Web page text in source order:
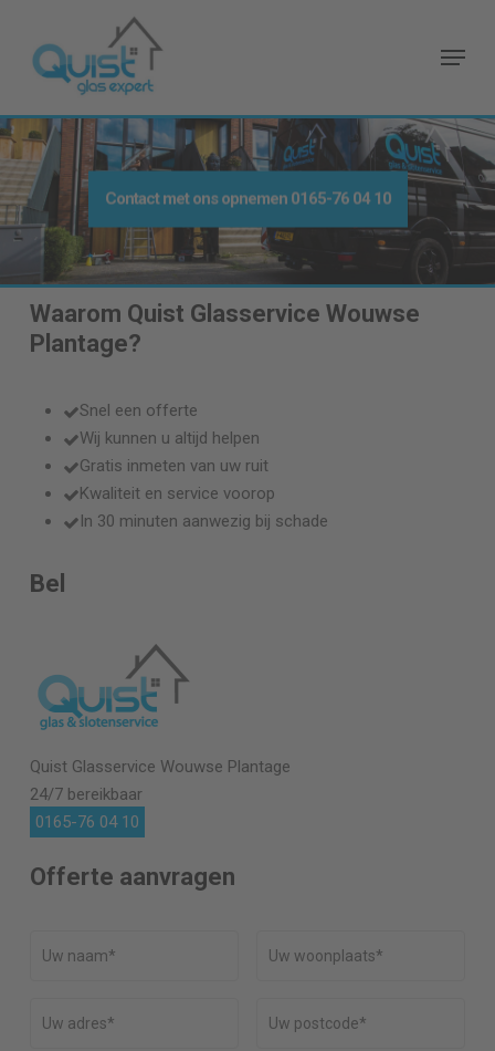
main
Menu
Contact met ons opnemen 0165-76 04 10
Waarom Quist Glasservice Wouwse
Plantage?
Snel een offerte
Wij kunnen u altijd helpen
Gratis inmeten van uw ruit
Kwaliteit en service voorop
In 30 minuten aanwezig bij schade
Bel
Quist Glasservice Wouwse Plantage
24/7 bereikbaar
0165-76 04 10
Offerte aanvragen